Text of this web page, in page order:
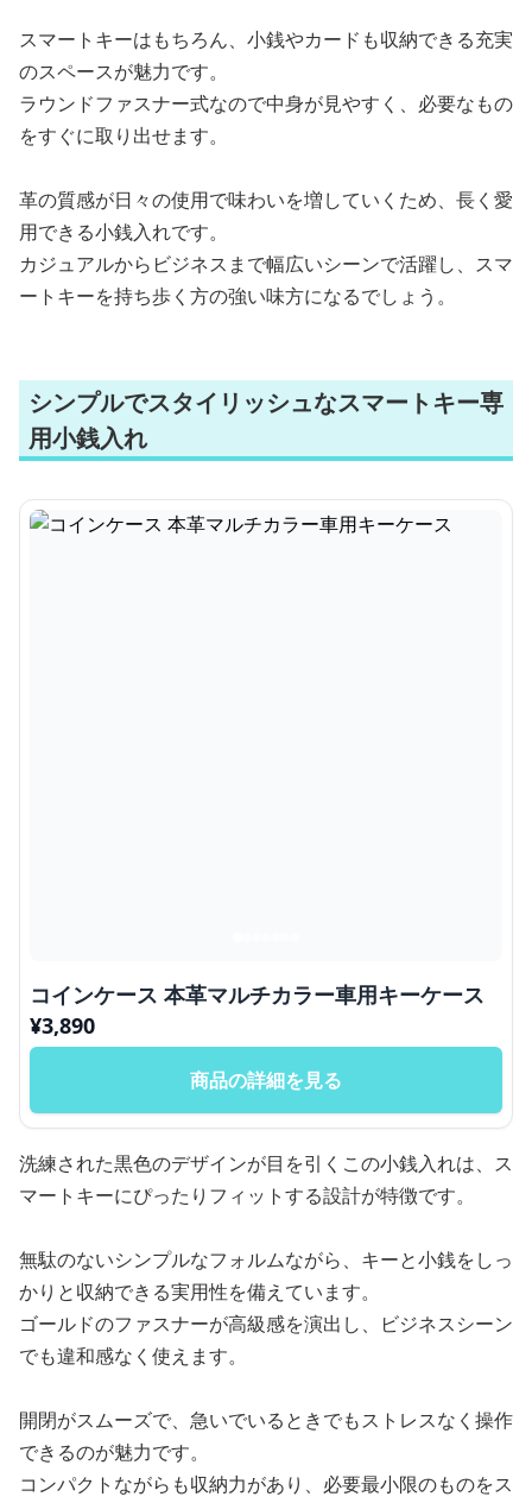
スマートキーはもちろん、小銭やカードも収納できる充実
のスペースが魅力です。
ラウンドファスナー式なので中身が見やすく、必要なもの
をすぐに取り出せます。
革の質感が日々の使用で味わいを増していくため、長く愛
用できる小銭入れです。
カジュアルからビジネスまで幅広いシーンで活躍し、スマ
ートキーを持ち歩く方の強い味方になるでしょう。
シンプルでスタイリッシュなスマートキー専
用小銭入れ
コインケース 本革マルチカラー車用キーケース
¥3,890
商品の詳細を見る
洗練された黒色のデザインが目を引くこの小銭入れは、ス
マートキーにぴったりフィットする設計が特徴です。
無駄のないシンプルなフォルムながら、キーと小銭をしっ
かりと収納できる実用性を備えています。
ゴールドのファスナーが高級感を演出し、ビジネスシーン
でも違和感なく使えます。
開閉がスムーズで、急いでいるときでもストレスなく操作
できるのが魅力です。
コンパクトながらも収納力があり、必要最小限のものをス